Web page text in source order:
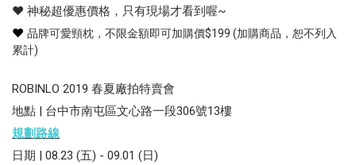
❤ 神秘超優惠價格，只有現場才看到喔~
❤ 品牌可愛頸枕，不限金額即可加購價$199 (加購商品，恕不列入
累計)
ROBINLO 2019 春夏廠拍特賣會
地點 | 台中市南屯區文心路一段306號13樓
規劃路線
日期 | 08.23 (五) - 09.01 (日)